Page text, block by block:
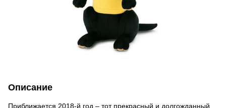
Описание
Приближается 2018-й год – тот прекрасный и долгожданный